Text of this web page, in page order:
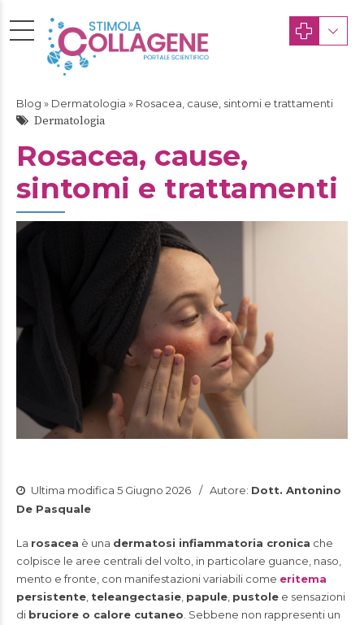
Blog » Dermatologia » Rosacea, cause, sintomi e trattamenti
Dermatologia
Rosacea, cause,
sintomi e trattamenti
Ultima modifica 5 Giugno 2026 Autore: Dott. Antonino
De Pasquale
La rosacea è una dermatosi infiammatoria cronica che
colpisce le aree centrali del volto, in particolare guance, naso,
mento e fronte, con manifestazioni variabili come eritema
persistente teleangectasie papule pustole e sensazioni
di bruciore o calore cutaneo . Sebbene non rappresenti un